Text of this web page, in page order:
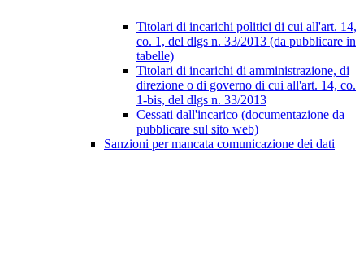
Titolari di incarichi politici di cui all'art. 14,
co. 1, del dlgs n. 33/2013 (da pubblicare in
tabelle)
Titolari di incarichi di amministrazione, di
direzione o di governo di cui all'art. 14, co.
1-bis, del dlgs n. 33/2013
Cessati dall'incarico (documentazione da
pubblicare sul sito web)
Sanzioni per mancata comunicazione dei dati